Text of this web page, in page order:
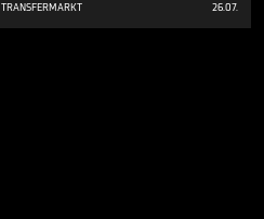
TRANSFERMARKT 26.07.